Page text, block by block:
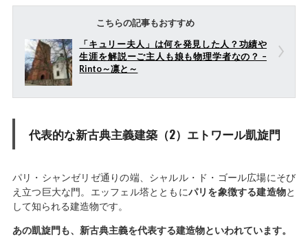
こちらの記事もおすすめ
「キュリー夫人」は何を発見した人？功績や
生涯を解説ーご主人も娘も物理学者なの？ –
Rinto～凛と～
代表的な新古典主義建築（2）エトワール凱旋門
パリ・シャンゼリゼ通りの端、シャルル・ド・ゴール広場にそび
え立つ巨大な門。エッフェル塔とともにパリを象徴する建造物と
して知られる建造物です。
あの凱旋門も、新古典主義を代表する建造物といわれています。